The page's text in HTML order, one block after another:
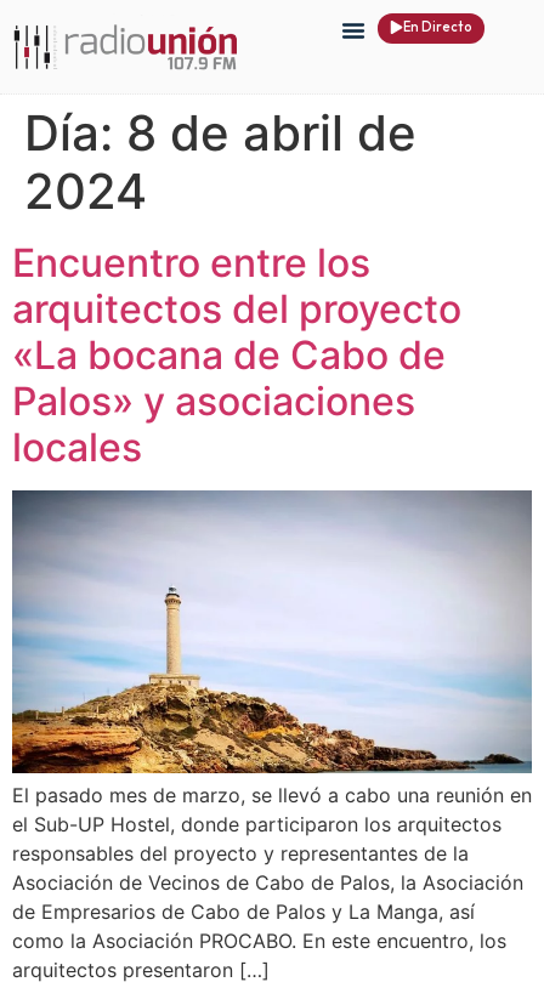
En Directo
Día: 8 de abril de
2024
Encuentro entre los
arquitectos del proyecto
«La bocana de Cabo de
Palos» y asociaciones
locales
El pasado mes de marzo, se llevó a cabo una reunión en
el Sub-UP Hostel, donde participaron los arquitectos
responsables del proyecto y representantes de la
Asociación de Vecinos de Cabo de Palos, la Asociación
de Empresarios de Cabo de Palos y La Manga, así
como la Asociación PROCABO. En este encuentro, los
arquitectos presentaron […]